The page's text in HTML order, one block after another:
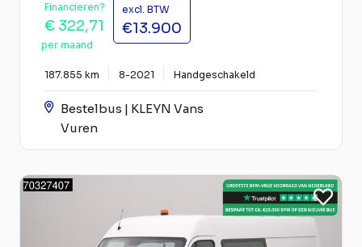
Financieren?
€ 322,71
per maand
excl. BTW
€13.900
187.855 km 8-2021 Handgeschakeld
Bestelbus | KLEYN Vans
Vuren